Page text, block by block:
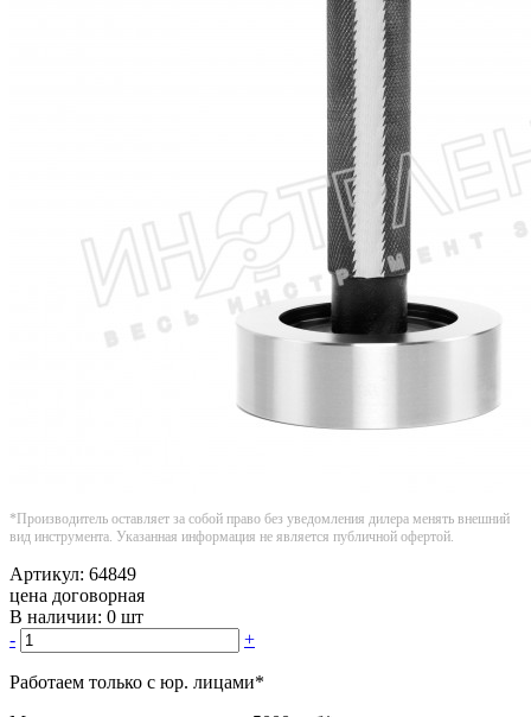
*Производитель оставляет за собой право без уведомления дилера менять внешний
вид инструмента. Указанная информация не является публичной офертой.
Артикул: 64849
цена договорная
В наличии: 0 шт
-
+
Работаем только с юр. лицами*